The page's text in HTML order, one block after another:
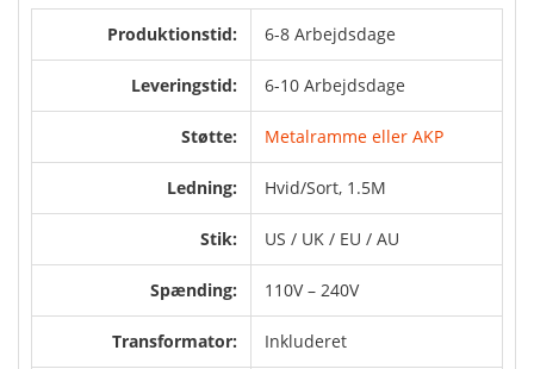
Produktionstid: 6-8 Arbejdsdage
Leveringstid: 6-10 Arbejdsdage
Støtte: Metalramme eller AKP
Ledning: Hvid/Sort, 1.5M
Stik: US / UK / EU / AU
Spænding: 110V – 240V
Transformator: Inkluderet